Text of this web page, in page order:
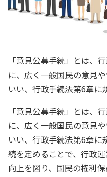
「意見公募手続」とは、
に、広く一般国民の意見
いい、行政手続法第6章に
「意見公募手続」とは、
に、広く一般国民の意見
いい、行政手続法第6章に
続を定めることで、行政
向上を図り、国民の権利保